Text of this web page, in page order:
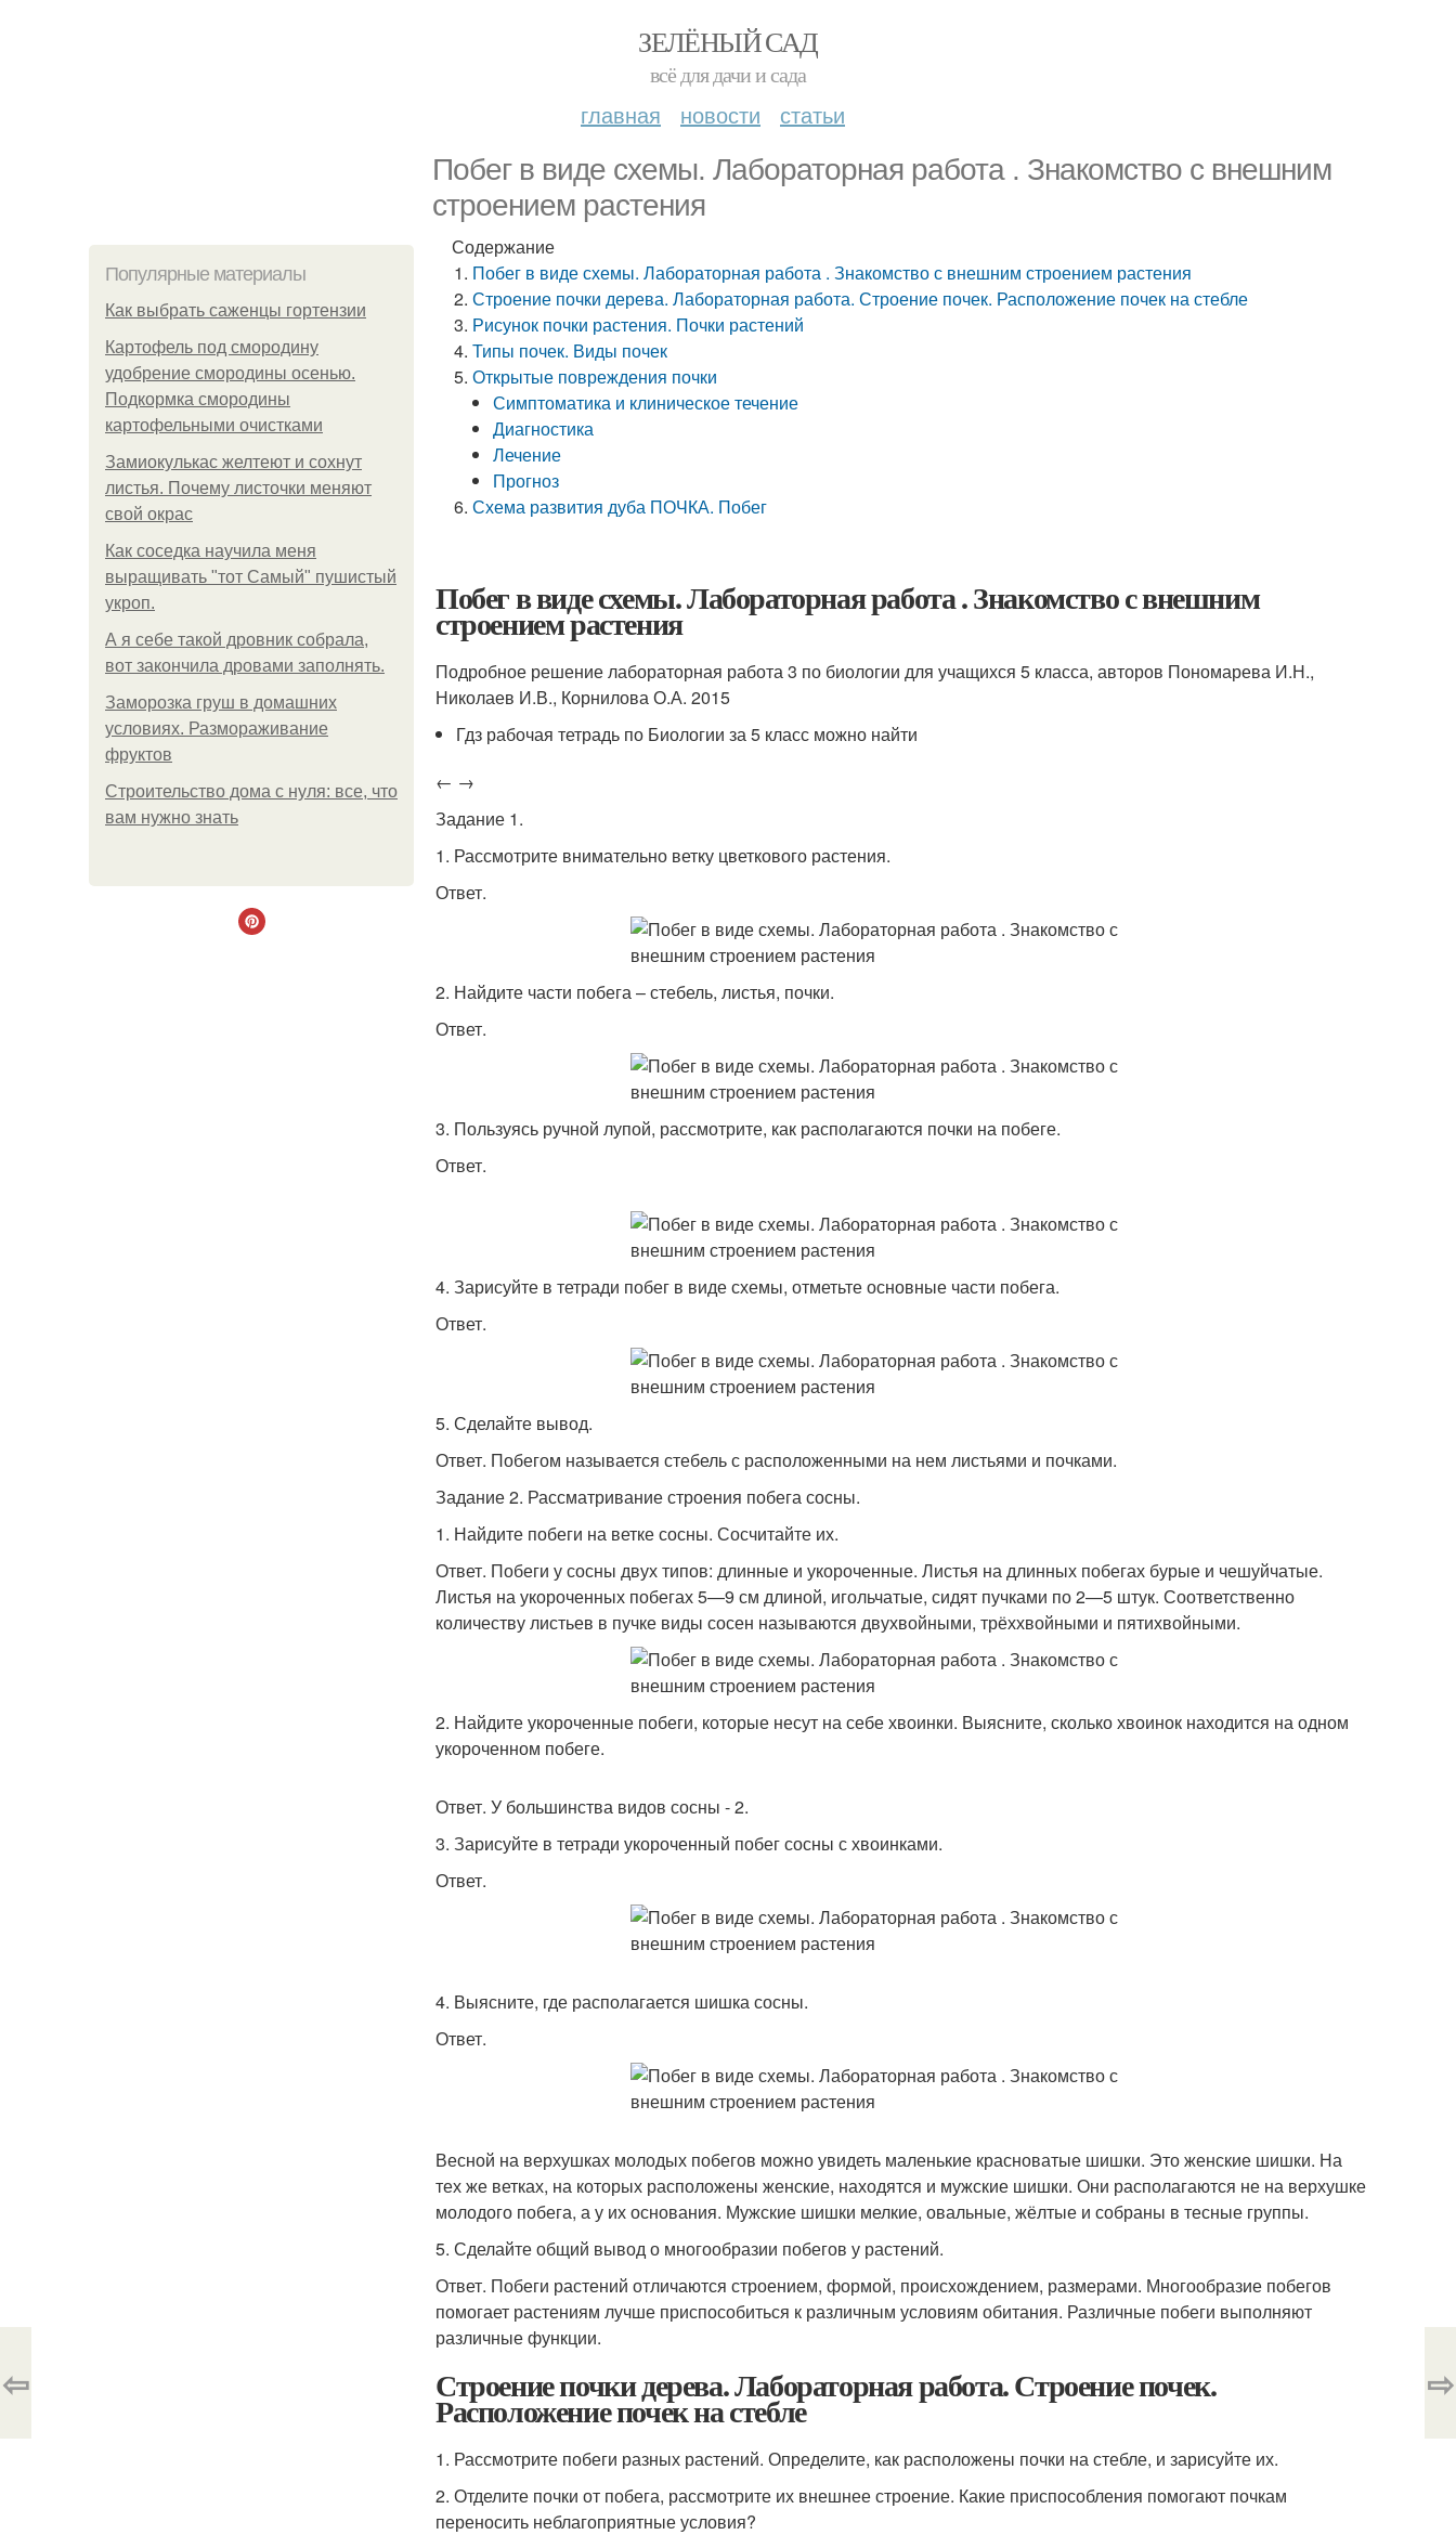
ЗЕЛЁНЫЙ САД
всё для дачи и сада
главная новости статьи
Побег в виде схемы. Лабораторная работа . Знакомство с внешним
строением растения
Популярные материалы
Как выбрать саженцы гортензии
Картофель под смородину
удобрение смородины осенью.
Подкормка смородины
картофельными очистками
Замиокулькас желтеют и сохнут
листья. Почему листочки меняют
свой окрас
Как соседка научила меня
выращивать "тот Самый" пушистый
укроп.
А я себе такой дровник собрала,
вот закончила дровами заполнять.
Заморозка груш в домашних
условиях. Размораживание
фруктов
Строительство дома с нуля: все, что
вам нужно знать
Содержание
Побег в виде схемы. Лабораторная работа . Знакомство с внешним строением растения
Строение почки дерева. Лабораторная работа. Строение почек. Расположение почек на стебле
Рисунок почки растения. Почки растений
Типы почек. Виды почек
Открытые повреждения почки
Симптоматика и клиническое течение
Диагностика
Лечение
Прогноз
Схема развития дуба ПОЧКА. Побег
Побег в виде схемы. Лабораторная работа . Знакомство с внешним
строением растения
Подробное решение лабораторная работа 3 по биологии для учащихся 5 класса, авторов Пономарева И.Н.,
Николаев И.В., Корнилова О.А. 2015
Гдз рабочая тетрадь по Биологии за 5 класс можно найти
← →
Задание 1.
1. Рассмотрите внимательно ветку цветкового растения.
Ответ.
2. Найдите части побега – стебель, листья, почки.
Ответ.
3. Пользуясь ручной лупой, рассмотрите, как располагаются почки на побеге.
Ответ.
4. Зарисуйте в тетради побег в виде схемы, отметьте основные части побега.
Ответ.
5. Сделайте вывод.
Ответ. Побегом называется стебель с расположенными на нем листьями и почками.
Задание 2. Рассматривание строения побега сосны.
1. Найдите побеги на ветке сосны. Сосчитайте их.
Ответ. Побеги у сосны двух типов: длинные и укороченные. Листья на длинных побегах бурые и чешуйчатые.
Листья на укороченных побегах 5—9 см длиной, игольчатые, сидят пучками по 2—5 штук. Соответственно
количеству листьев в пучке виды сосен называются двухвойными, трёххвойными и пятихвойными.
2. Найдите укороченные побеги, которые несут на себе хвоинки. Выясните, сколько хвоинок находится на одном
укороченном побеге.
Ответ. У большинства видов сосны - 2.
3. Зарисуйте в тетради укороченный побег сосны с хвоинками.
Ответ.
4. Выясните, где располагается шишка сосны.
Ответ.
Весной на верхушках молодых побегов можно увидеть маленькие красноватые шишки. Это женские шишки. На
тех же ветках, на которых расположены женские, находятся и мужские шишки. Они располагаются не на верхушке
молодого побега, а у их основания. Мужские шишки мелкие, овальные, жёлтые и собраны в тесные группы.
5. Сделайте общий вывод о многообразии побегов у растений.
Ответ. Побеги растений отличаются строением, формой, происхождением, размерами. Многообразие побегов
помогает растениям лучше приспособиться к различным условиям обитания. Различные побеги выполняют
различные функции.
Строение почки дерева. Лабораторная работа. Строение почек.
Расположение почек на стебле
1. Рассмотрите побеги разных растений. Определите, как расположены почки на стебле, и зарисуйте их.
2. Отделите почки от побега, рассмотрите их внешнее строение. Какие приспособления помогают почкам
переносить неблагоприятные условия?
⇦ ⇨